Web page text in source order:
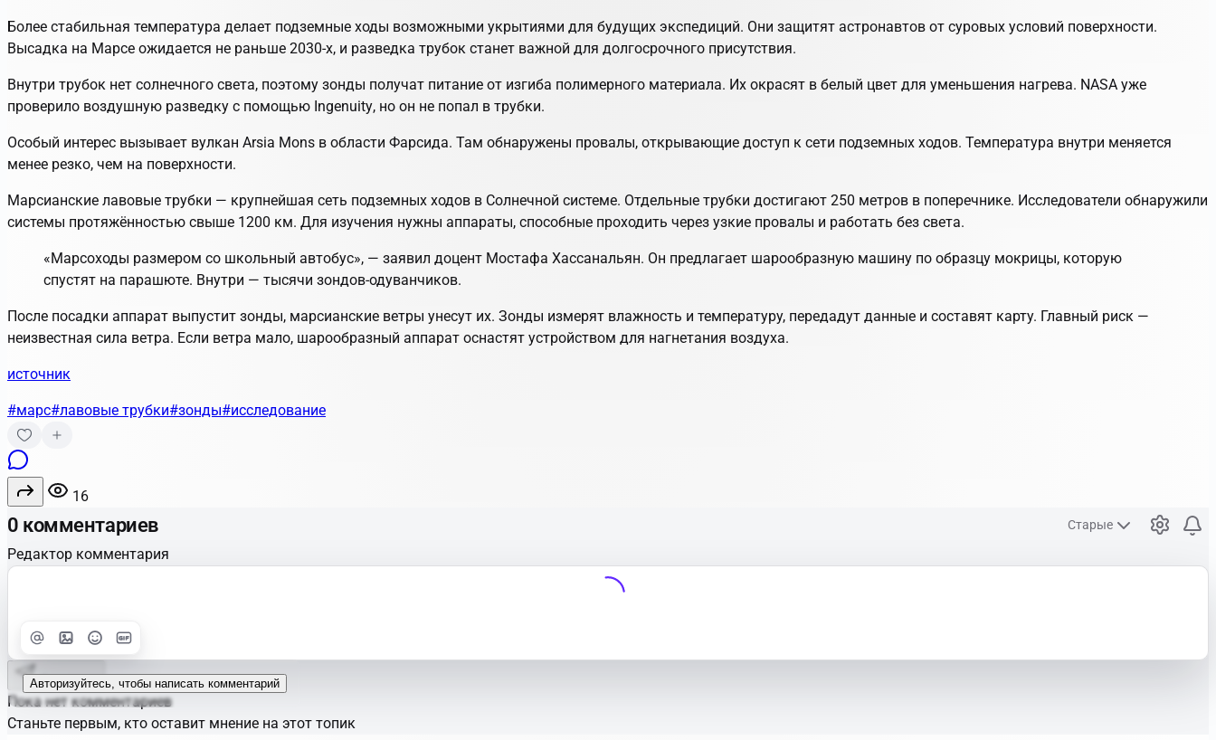
Более стабильная температура делает подземные ходы возможными укрытиями для будущих экспедиций. Они защитят астронавтов от суровых условий поверхности.
Высадка на Марсе ожидается не раньше 2030-х, и разведка трубок станет важной для долгосрочного присутствия.
Внутри трубок нет солнечного света, поэтому зонды получат питание от изгиба полимерного материала. Их окрасят в белый цвет для уменьшения нагрева. NASA уже
проверило воздушную разведку с помощью Ingenuity, но он не попал в трубки.
Особый интерес вызывает вулкан Arsia Mons в области Фарсида. Там обнаружены провалы, открывающие доступ к сети подземных ходов. Температура внутри меняется
менее резко, чем на поверхности.
Марсианские лавовые трубки — крупнейшая сеть подземных ходов в Солнечной системе. Отдельные трубки достигают 250 метров в поперечнике. Исследователи обнаружили
системы протяжённостью свыше 1200 км. Для изучения нужны аппараты, способные проходить через узкие провалы и работать без света.
«Марсоходы размером со школьный автобус», — заявил доцент Мостафа Хассанальян. Он предлагает шарообразную машину по образцу мокрицы, которую
спустят на парашюте. Внутри — тысячи зондов-одуванчиков.
После посадки аппарат выпустит зонды, марсианские ветры унесут их. Зонды измерят влажность и температуру, передадут данные и составят карту. Главный риск —
неизвестная сила ветра. Если ветра мало, шарообразный аппарат оснастят устройством для нагнетания воздуха.
источник
#марс#лавовые трубки#зонды#исследование
16
0 комментариев Старые
Редактор комментария
Улучшить
Авторизуйтесь, чтобы написать комментарий
Отправить
Пока нет комментариев
Станьте первым, кто оставит мнение на этот топик